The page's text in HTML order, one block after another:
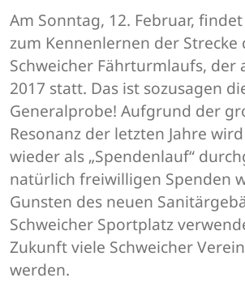
Am Sonntag, 12. Februar,
zum Kennenlernen der Strecke
Schweicher Fährturmlaufs, der
2017 statt. Das ist sozusagen
Generalprobe! Aufgrund der
Resonanz der letzten Jahre
wieder als „Spendenlauf“
natürlich freiwilligen Spenden
Gunsten des neuen
Schweicher Sportplatz
Zukunft viele Schweicher
werden.